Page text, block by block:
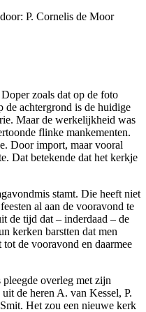
P. Cornelis de Moor
zoals dat op de foto
de achtergrond is de huidige
Maar de werkelijkheid was
flinke mankementen.
Door import, maar vooral
Dat betekende dat het kerkje
stamt. Die heeft niet
al aan de vooravond te
de tijd dat – inderdaad – de
kerken barstten dat men
de vooravond en daarmee
overleg met zijn
de heren A. van Kessel, P.
Het zou een nieuwe kerk